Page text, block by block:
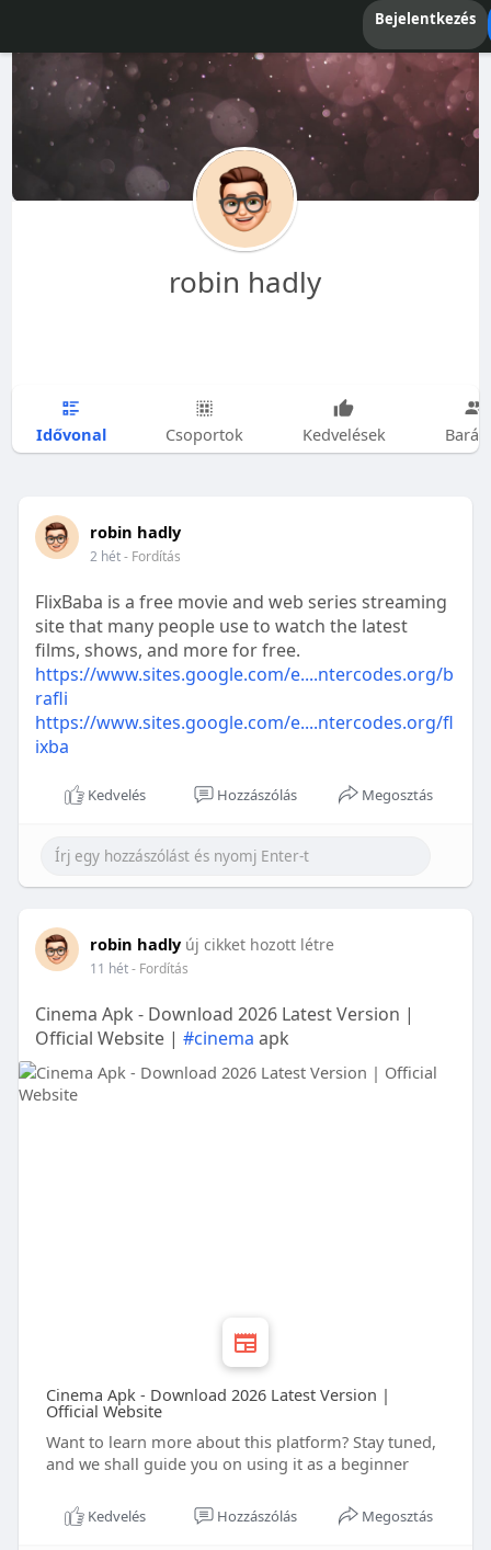
Bejelentkezés
robin hadly
Idővonal Csoportok Kedvelések
robin hadly
2 hét- Fordítás
FlixBaba is a free movie and web series streaming
site that many people use to watch the latest
films, shows, and more for free.
https://www.sites.google.com/e....ntercodes.org/b
rafli
https://www.sites.google.com/e....ntercodes.org/fl
ixba
Kedvelés Hozzászólás Megosztás
robin hadly új cikket hozott létre
11 hét- Fordítás
Cinema Apk - Download 2026 Latest Version |
Official Website | #cinema apk
Cinema Apk - Download 2026 Latest Version |
Official Website
Want to learn more about this platform? Stay tuned,
and we shall guide you on using it as a beginner
Kedvelés Hozzászólás Megosztás